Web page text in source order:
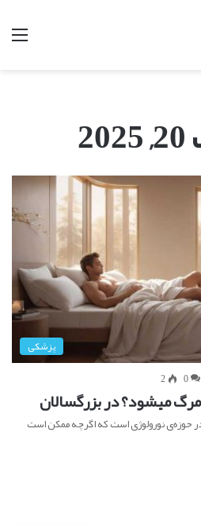
پزشکی
0
2
میشود؟ در بزرگسالان
حوزه‌ی نورولوژی است که اگرچه ممکن است